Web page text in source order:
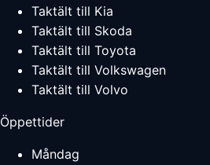
Taktält till Kia
Taktält till Skoda
Taktält till Toyota
Taktält till Volkswagen
Taktält till Volvo
Öppettider
Måndag